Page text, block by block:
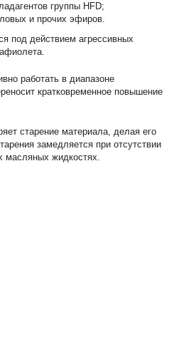
группы HFD;
и прочих эфиров.
под действием агрессивных
работать в диапазоне
кратковременное повышение
старение материала, делая его
замедляется при отсутствии
масляных жидкостях.